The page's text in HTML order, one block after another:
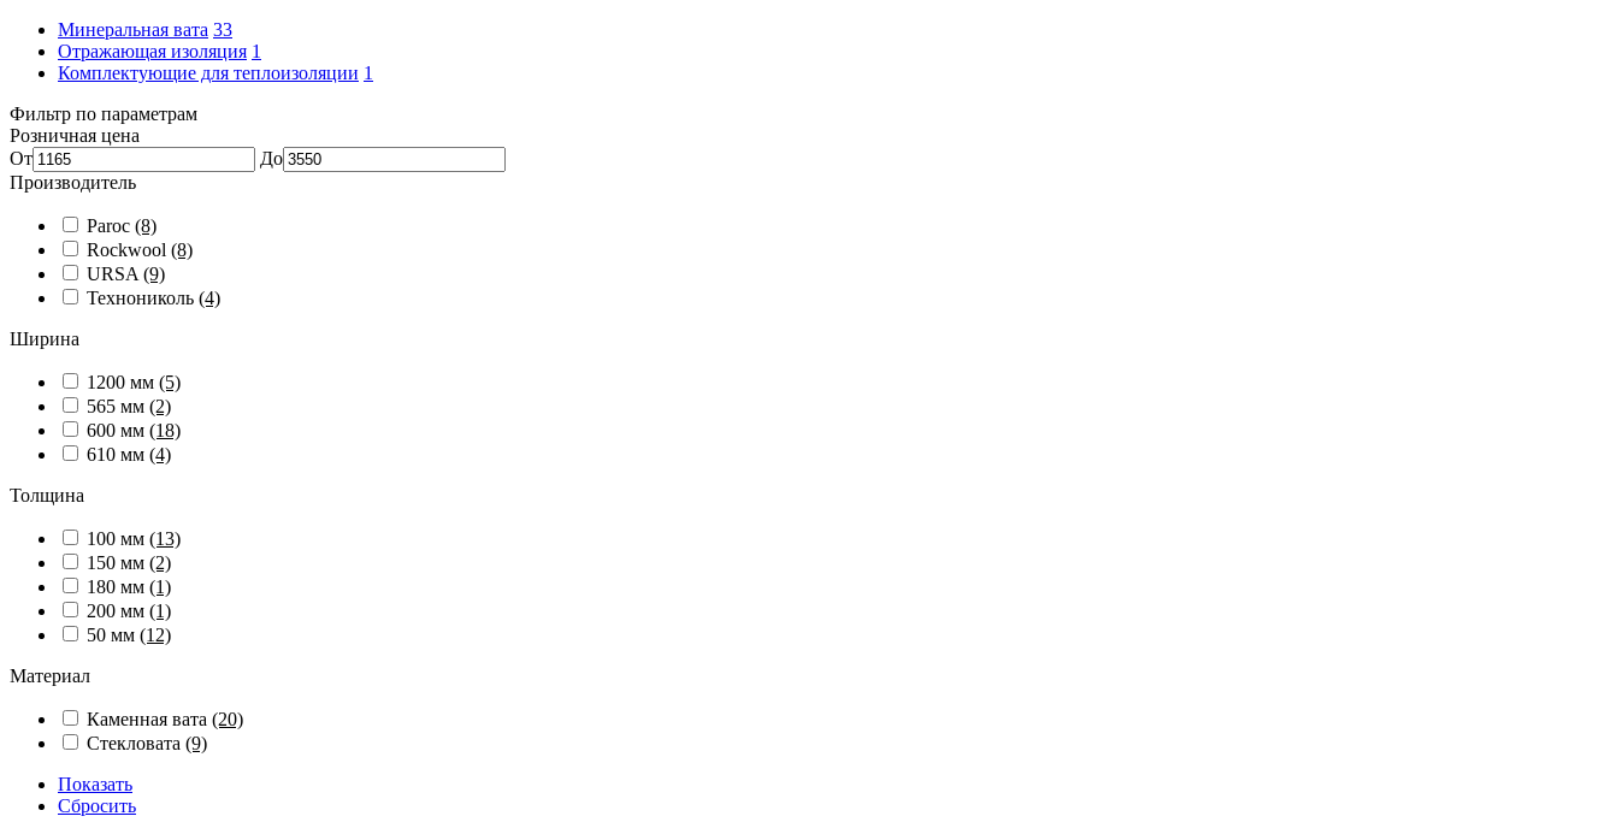
Минеральная вата 33
Отражающая изоляция 1
Комплектующие для теплоизоляции 1
Фильтр по параметрам
Розничная цена
От
До
Производитель
Paroc (8)
Rockwool (8)
URSA (9)
Технониколь (4)
Ширина
1200 мм (5)
565 мм (2)
600 мм (18)
610 мм (4)
Толщина
100 мм (13)
150 мм (2)
180 мм (1)
200 мм (1)
50 мм (12)
Материал
Каменная вата (20)
Стекловата (9)
Показать
Сбросить